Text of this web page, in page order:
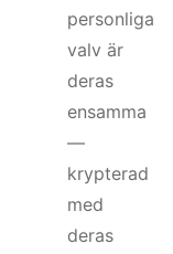
personliga
valv är
deras
ensamma
—
krypterad
med
deras